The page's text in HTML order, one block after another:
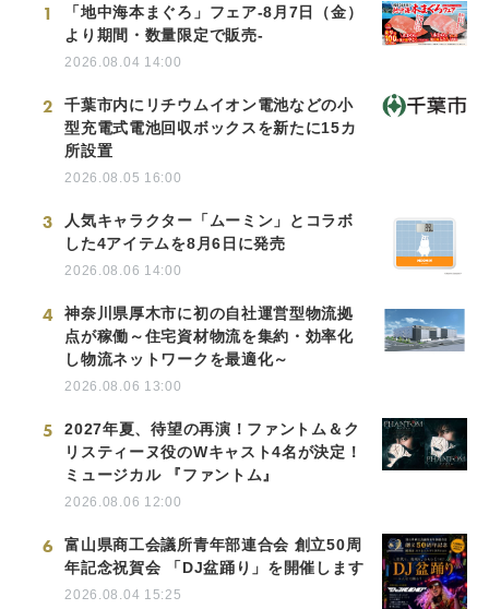
1
「地中海本まぐろ」フェア-8月7日（金）
より期間・数量限定で販売-
2026.08.04 14:00
2
千葉市内にリチウムイオン電池などの小
型充電式電池回収ボックスを新たに15カ
所設置
2026.08.05 16:00
3
人気キャラクター「ムーミン」とコラボ
した4アイテムを8月6日に発売
2026.08.06 14:00
4
神奈川県厚木市に初の自社運営型物流拠
点が稼働～住宅資材物流を集約・効率化
し物流ネットワークを最適化～
2026.08.06 13:00
5
2027年夏、待望の再演！ファントム＆ク
リスティーヌ役のWキャスト4名が決定！
ミュージカル 『ファントム』
2026.08.06 12:00
6
富山県商工会議所青年部連合会 創立50周
年記念祝賀会 「DJ盆踊り」を開催します
2026.08.04 15:25